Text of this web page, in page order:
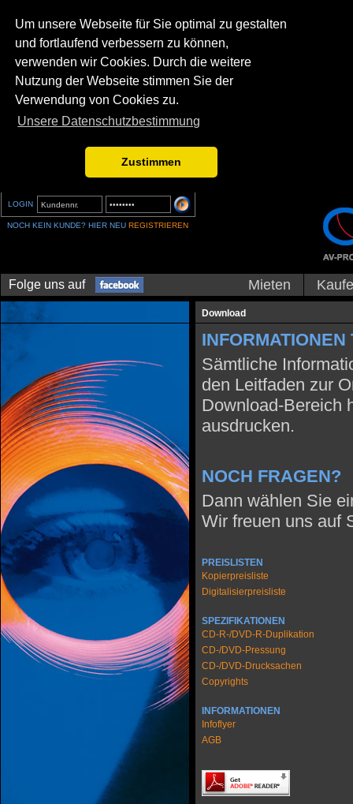
Um unsere Webseite für Sie optimal zu gestalten
und fortlaufend verbessern zu können,
verwenden wir Cookies. Durch die weitere
Nutzung der Webseite stimmen Sie der
Verwendung von Cookies zu.
Unsere Datenschutzbestimmung
Zustimmen
LOGIN
NOCH KEIN KUNDE? HIER NEUREGISTRIEREN
Mieten
Folge uns auf
Download
INFORMATIONEN
Sämtliche
den Leitfaden zur
Download-Bereich
ausdrucken.
NOCH FRAGEN?
Dann wählen Sie
Wir freuen uns auf
PREISLISTEN
Kopierpreisliste
Digitalisierpreisliste
SPEZIFIKATIONEN
CD-R-/DVD-R-Duplikation
CD-/DVD-Pressung
CD-/DVD-Drucksachen
Copyrights
INFORMATIONEN
Infoflyer
AGB